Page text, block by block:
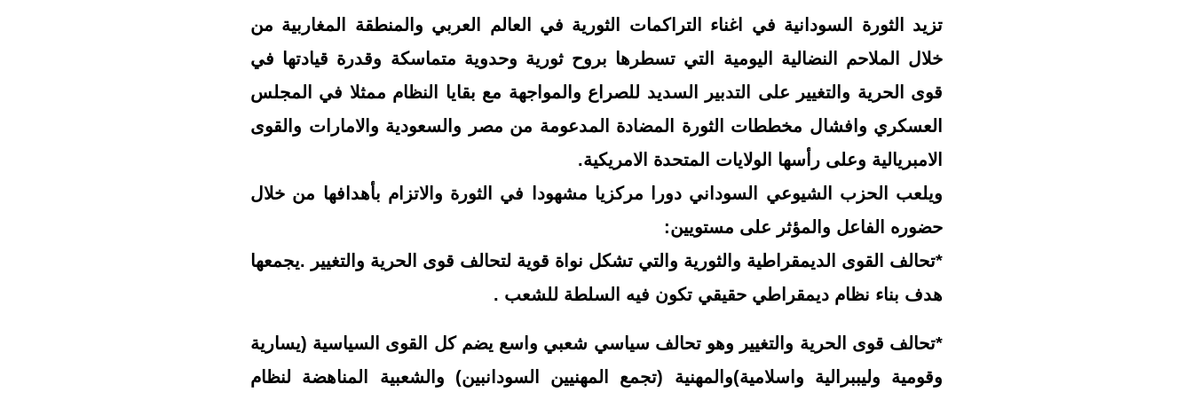
تزيد الثورة السودانية في اغناء التراكمات الثورية في العالم العربي والمنطقة المغاربية من
خلال الملاحم النضالية اليومية التي تسطرها بروح ثورية وحدوية متماسكة وقدرة قيادتها في
قوى الحرية والتغيير على التدبير السديد للصراع والمواجهة مع بقايا النظام ممثلا في المجلس
العسكري وافشال مخططات الثورة المضادة المدعومة من مصر والسعودية والامارات والقوى
الامبريالية وعلى رأسها الولايات المتحدة الامريكية.
ويلعب الحزب الشيوعي السوداني دورا مركزيا مشهودا في الثورة والاتزام بأهدافها من خلال
حضوره الفاعل والمؤثر على مستويين:
*تحالف القوى الديمقراطية والثورية والتي تشكل نواة قوية لتحالف قوى الحرية والتغيير .يجمعها
هدف بناء نظام ديمقراطي حقيقي تكون فيه السلطة للشعب .
*تحالف قوى الحرية والتغيير وهو تحالف سياسي شعبي واسع يضم كل القوى السياسية (يسارية
وقومية وليببرالية واسلامية)والمهنية (تجمع المهنيين السودانبين) والشعبية المناهضة لنظام